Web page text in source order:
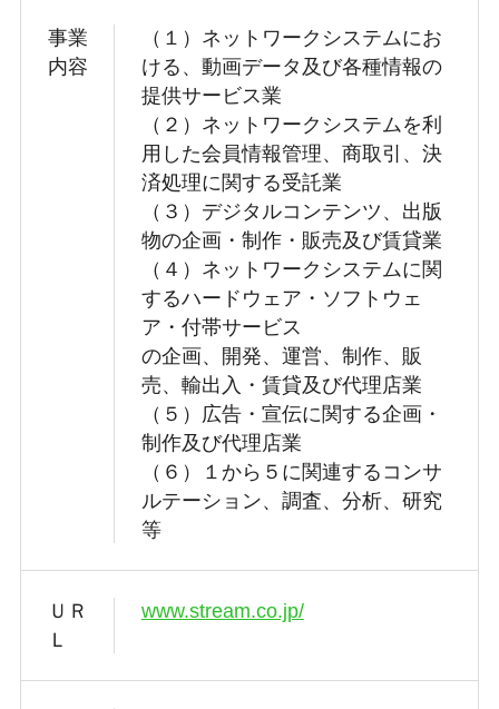
事業
内容
（１）ネットワークシステムにお
ける、動画データ及び各種情報の
提供サービス業
（２）ネットワークシステムを利
用した会員情報管理、商取引、決
済処理に関する受託業
（３）デジタルコンテンツ、出版
物の企画・制作・販売及び賃貸業
（４）ネットワークシステムに関
するハードウェア・ソフトウェ
ア・付帯サービス
の企画、開発、運営、制作、販
売、輸出入・賃貸及び代理店業
（５）広告・宣伝に関する企画・
制作及び代理店業
（６）１から５に関連するコンサ
ルテーション、調査、分析、研究
等
ＵＲ
Ｌ
www.stream.co.jp/